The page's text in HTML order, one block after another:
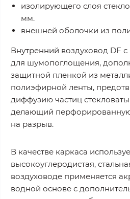
изолирующего слоя
мм.
внешней оболочки из
Внутренний воздуховод DF
для шумопоглощения,
защитной пленкой из
полиэфирной ленты,
диффузию частиц
делающий перфорированную
на разрыв.
В качестве каркаса
высокоуглеродистая,
воздуховоде применяется
водной основе с